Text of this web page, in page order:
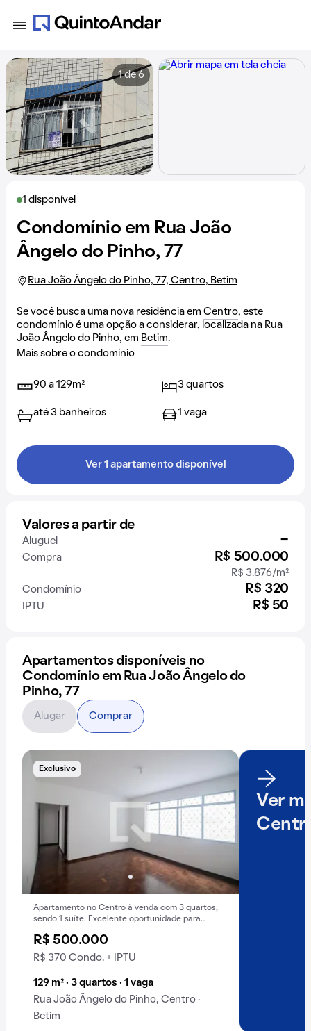
1 disponível
Condomínio em Rua João
Ângelo do Pinho, 77
Rua João Ângelo do Pinho, 77, Centro, Betim
Se você busca uma nova residência em Centro, este
condomínio é uma opção a considerar, localizada na Rua
João Ângelo do Pinho, em Betim.
Mais sobre o condomínio
90 a 129m² 3 quartos
até 3 banheiros 1 vaga
Ver 1 apartamento disponível
Valores a partir de
Aluguel -
Compra R$ 500.000
R$ 3.876/m²
Condomínio
R$ 320
IPTU R$ 50
1 de 6
Apartamentos disponíveis no
Condomínio em Rua João Ângelo do
Pinho, 77
Exclusivo
Apartamento no Centro à venda com 3 quartos,
sendo 1 suíte. Excelente oportunidade para
R$ 500.000
R$ 370 Condo. + IPTU
129 m² · 3 quartos · 1 vaga
Rua João Ângelo do Pinho, Centro ·
Betim
Ver
Alugar Comprar